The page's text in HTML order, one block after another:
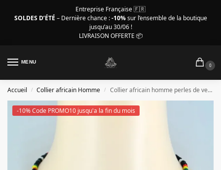
Entreprise Française 🇫🇷
SOLDES D’ÉTÉ – Dernière chance :-10%sur l’ensemble de la boutique
jusqu’au 30/06 !
LIVRAISON OFFERTE 📦
MENU
0
Accueil / Collier africain Homme / Collier africain homme perles de verre colorées – 50 cm
-10% Code PROMO10 jusqu'a la fin du mois